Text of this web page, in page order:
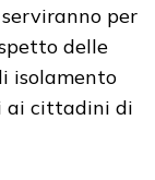
serviranno per
delle
isolamento
ai cittadini di